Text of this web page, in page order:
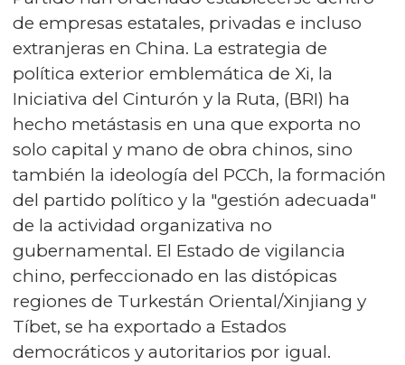
de empresas estatales, privadas e incluso
extranjeras en China. La estrategia de
política exterior emblemática de Xi, la
Iniciativa del Cinturón y la Ruta, (BRI) ha
hecho metástasis en una que exporta no
solo capital y mano de obra chinos, sino
también la ideología del PCCh, la formación
del partido político y la "gestión adecuada"
de la actividad organizativa no
gubernamental. El Estado de vigilancia
chino, perfeccionado en las distópicas
regiones de Turkestán Oriental/Xinjiang y
Tíbet, se ha exportado a Estados
democráticos y autoritarios por igual.